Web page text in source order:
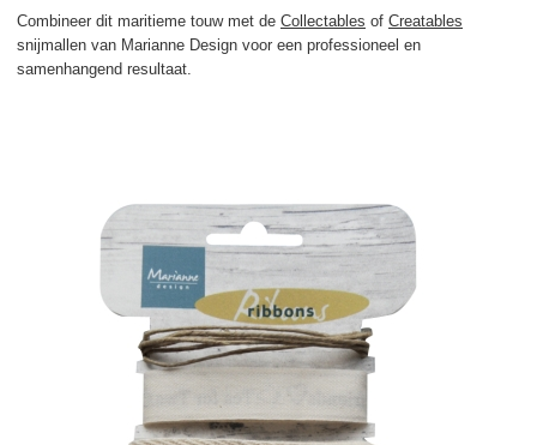
Combineer dit maritieme touw met de Collectables of Creatables
snijmallen van Marianne Design voor een professioneel en
samenhangend resultaat.